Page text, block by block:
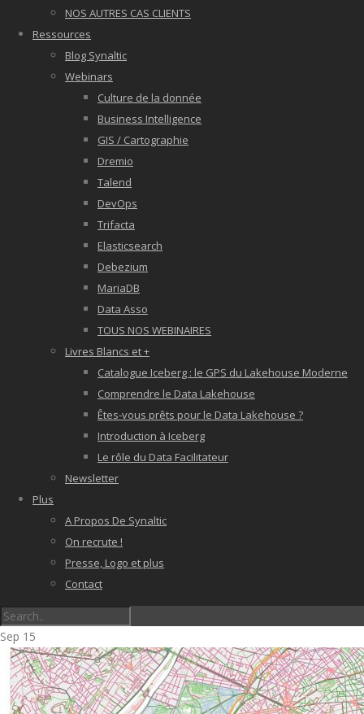
NOS AUTRES CAS CLIENTS
Ressources
Blog Synaltic
Webinars
Culture de la donnée
Business Intelligence
GIS / Cartographie
Dremio
Talend
DevOps
Trifacta
Elasticsearch
Debezium
MariaDB
Data Asso
TOUS NOS WEBINAIRES
Livres Blancs et +
Catalogue Iceberg : le GPS du Lakehouse Moderne
Comprendre le Data Lakehouse
Êtes-vous prêts pour le Data Lakehouse ?
Introduction à Iceberg
Le rôle du Data Facilitateur
Newsletter
Plus
A Propos De Synaltic
On recrute !
Presse, Logo et plus
Contact
Sep 15